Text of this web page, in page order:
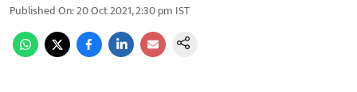
Published On:20 Oct 2021, 2:30 pm IST